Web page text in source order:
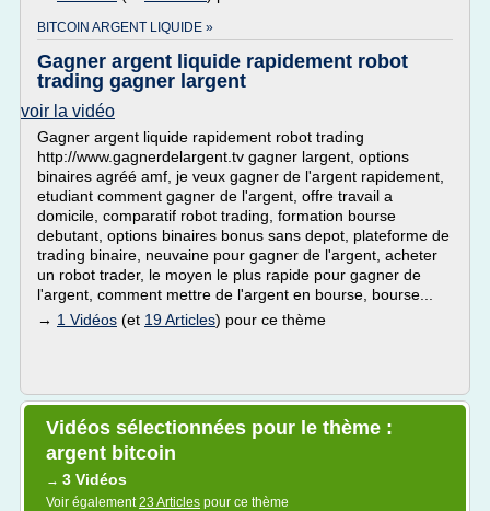
BITCOIN ARGENT LIQUIDE »
Gagner argent liquide rapidement robot
trading gagner largent
voir la vidéo
Gagner argent liquide rapidement robot trading
http://www.gagnerdelargent.tv gagner largent, options
binaires agréé amf, je veux gagner de l'argent rapidement,
etudiant comment gagner de l'argent, offre travail a
domicile, comparatif robot trading, formation bourse
debutant, options binaires bonus sans depot, plateforme de
trading binaire, neuvaine pour gagner de l'argent, acheter
un robot trader, le moyen le plus rapide pour gagner de
l'argent, comment mettre de l'argent en bourse, bourse...
→ 1 Vidéos (et 19 Articles) pour ce thème
Vidéos sélectionnées pour le thème :
argent bitcoin
→ 3 Vidéos
Voir également23 Articles pour ce thème